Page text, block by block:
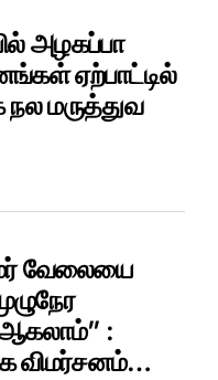
அழகப்பா
ஏற்பாட்டில்
மருத்துவ
வேலையை
:
விமர்சனம்…